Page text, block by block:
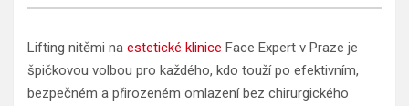
Lifting nitěmi na estetické klinice Face Expert v Praze je
špičkovou volbou pro každého, kdo touží po efektivním,
bezpečném a přirozeném omlazení bez chirurgického